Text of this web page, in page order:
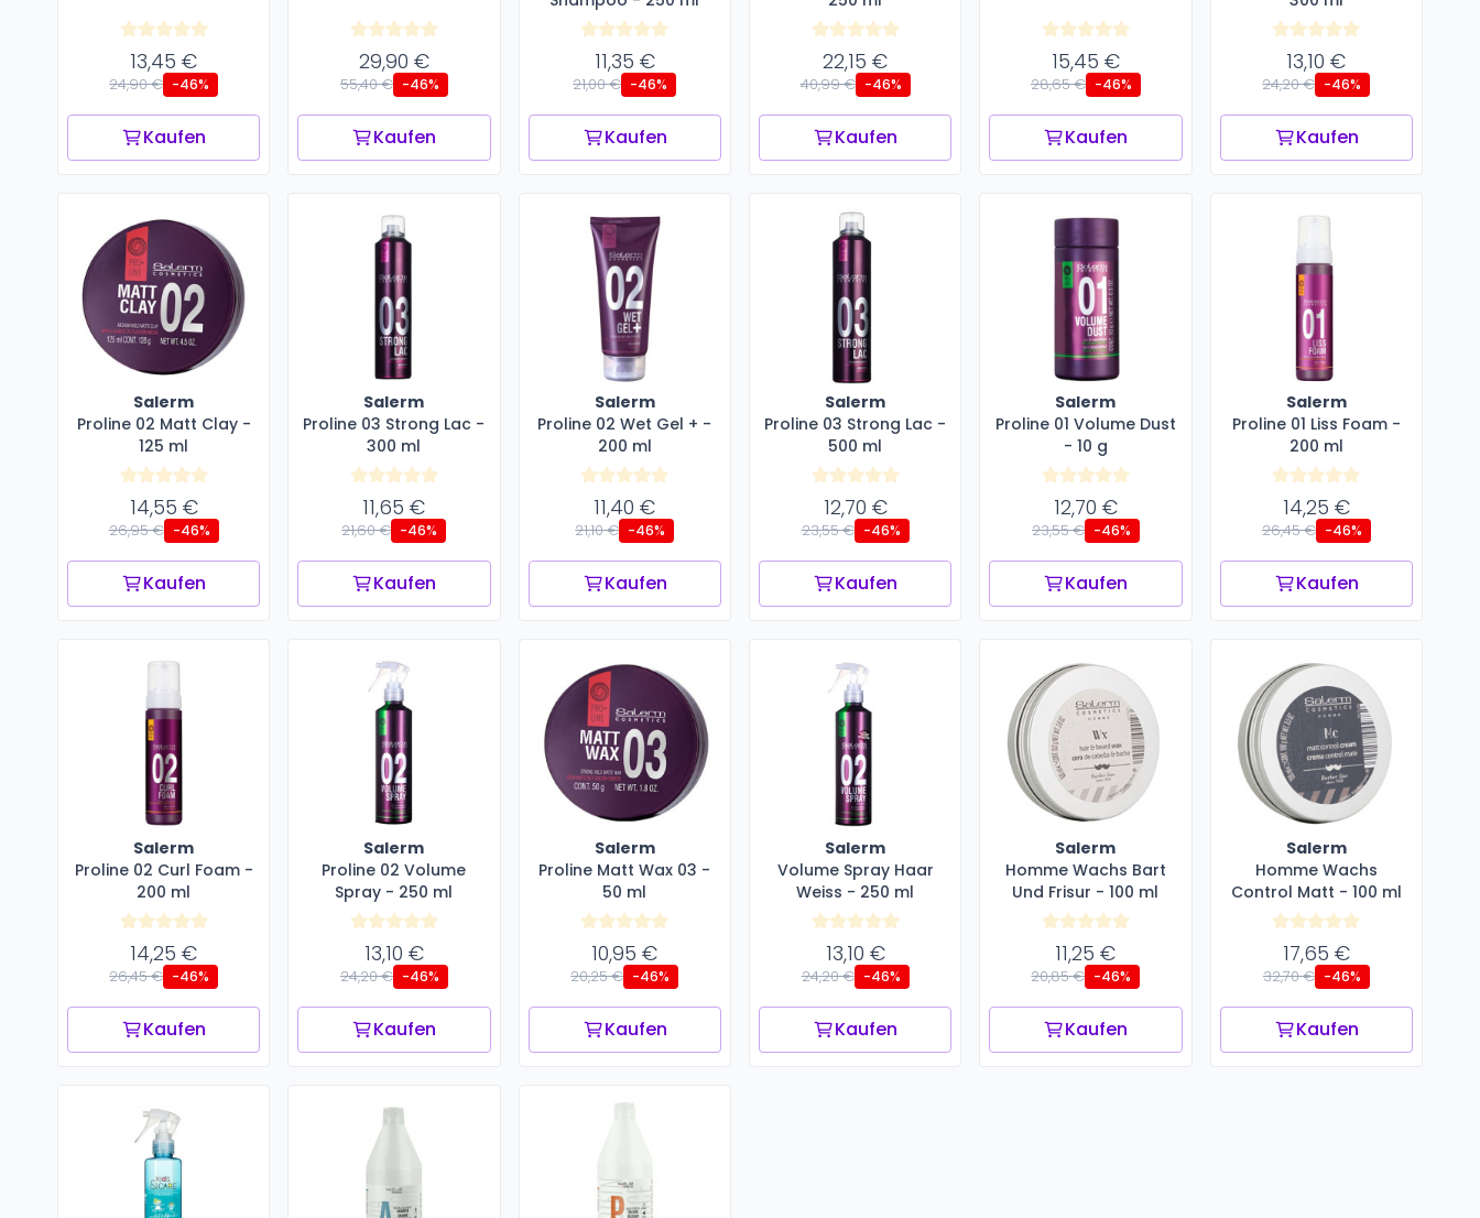
13,45 €
24,90 € -46%
Kaufen
29,90 €
55,40 € -46%
Kaufen
11,35 €
21,00 € -46%
Kaufen
22,15 €
40,99 € -46%
Kaufen
15,45 €
28,65 € -46%
Kaufen
13,10 €
24,20 € -46%
Kaufen
Salerm
Proline 02 Matt Clay -
125 ml
14,55 €
26,95 € -46%
Kaufen
Salerm
Proline 03 Strong Lac -
300 ml
11,65 €
21,60 € -46%
Kaufen
Salerm
Proline 02 Wet Gel + -
200 ml
11,40 €
21,10 € -46%
Kaufen
Salerm
Proline 03 Strong Lac -
500 ml
12,70 €
23,55 € -46%
Kaufen
Salerm
Proline 01 Volume Dust
- 10 g
12,70 €
23,55 € -46%
Kaufen
Salerm
Proline 01 Liss Foam -
200 ml
14,25 €
26,45 € -46%
Kaufen
Salerm
Proline 02 Curl Foam -
200 ml
14,25 €
26,45 € -46%
Kaufen
Salerm
Proline 02 Volume
Spray - 250 ml
13,10 €
24,20 € -46%
Kaufen
Salerm
Proline Matt Wax 03 -
50 ml
10,95 €
20,25 € -46%
Kaufen
Salerm
Volume Spray Haar
Weiss - 250 ml
13,10 €
24,20 € -46%
Kaufen
Salerm
Homme Wachs Bart
Und Frisur - 100 ml
11,25 €
20,85 € -46%
Kaufen
Salerm
Homme Wachs
Control Matt - 100 ml
17,65 €
32,70 € -46%
Kaufen